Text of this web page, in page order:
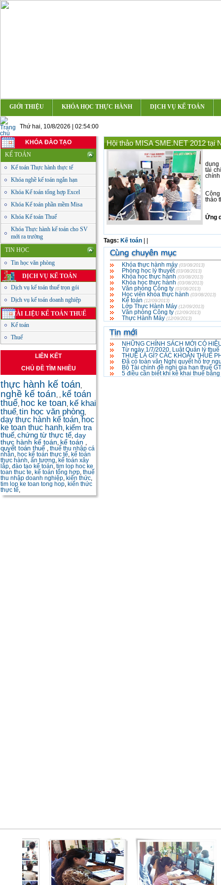
GIỚI THIỆU KHÓA HỌC THỰC HÀNH DỊCH VỤ KẾ TOÁN
Thứ hai, 10/8/2026 | 02:54:00
KHÓA ĐÀO TẠO
KẾ TOÁN
Kế toán Thực hành thực tế
Khóa nghề kế toán ngắn hạn
Khóa Kế toán tổng hợp Excel
Khóa Kế toán phần mềm Misa
Khóa Kế toán Thuế
Khóa Thực hành kế toán cho SV
mới ra trường
TIN HỌC
Tin học văn phòng
DỊCH VỤ KẾ TOÁN
Dịch vụ kế toán thuế trọn gói
Dịch vụ kế toán doanh nghiệp
TÀI LIỆU KẾ TOÁN THUẾ
Kế toán
Thuế
LIÊN KẾT
CHỦ ĐỀ TÌM NHIỀU
thực hành kế toán,
nghề kế toán, , kế toán
thuế, hoc ke toan, kế khai
thuế, tin học văn phòng,
dạy thực hành kế toán, hoc
ke toan thuc hanh, kiểm tra
thuế, chứng từ thực tế, dạy
thực hành kế toán, kế toán ,
quyết toán thuế , thuế thu nhập cá
nhân, học kế toán thực tế, kế toán
thực hành, ấn tượng, kế toán xây
lắp, đào tạo kế toán, tim lop hoc ke
toan thuc te, kế toán tổng hợp, thuế
thu nhập doanh nghiệp, kiến thức,
tim lop ke toan tong hop, kiến thức
thực tế,
Hội thảo MISA SME.NET 2012 tại
dụng
tài
thảo
Ứng
Tags: Kế toán
Khóa thực hành máy (03/08/2013)
Phòng học lý thuyết (03/08/2013)
Khóa học thực hành (03/08/2013)
Khóa học thực hành (03/08/2013)
Văn phòng Công ty (03/08/2013)
Học viên khóa thực hành (03/08/2013)
Kế toán (12/09/2013)
Lớp Thực Hành Máy (12/09/2013)
Văn phòng Công ty (12/09/2013)
Thực Hành Máy (12/09/2013)
NHỮNG CHÍNH SÁCH MỚI CÓ
Từ ngày 1/7/2020, Luật Quản lý
THUẾ LÀ GÌ? CÁC KHOẢN THUẾ
Đã có toàn văn Nghị quyết hỗ trợ
Bộ Tài chính đề nghị gia hạn thuế
5 điều cần biết khi kê khai thuế